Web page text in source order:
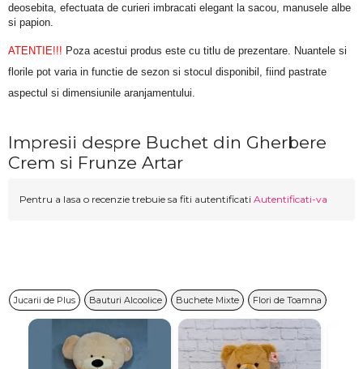
deosebita, efectuata de curieri imbracati elegant la sacou, manusele albe
si papion.
ATENTIE!!! Poza acestui produs este cu titlu de prezentare. Nuantele si
florile pot varia in functie de sezon si stocul disponibil, fiind pastrate
aspectul si dimensiunile aranjamentului.
Impresii despre Buchet din Gherbere
Crem si Frunze Artar
Pentru a lasa o recenzie trebuie sa fiti autentificati Autentificati-va
Jucarii de Plus Bauturi Alcoolice Buchete Mixte Flori de Toamna